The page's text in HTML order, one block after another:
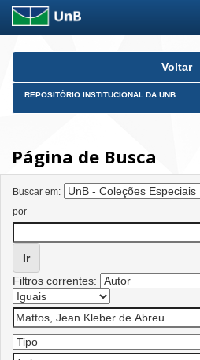
Skip
Voltar
REPOSITÓRIO INSTITUCIONAL DA UNB
Página de Busca
Buscar em:
por
Filtros correntes: